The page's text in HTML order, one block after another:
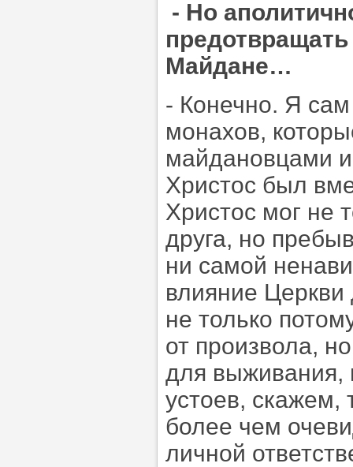
- Но
Майдане…
- Конечно. Я
монахов,
майдановцами
Христос был
Христос мог не
друга, но
ни самой
влияние Церкви
не только
от произвола,
для выживания,
устоев, скажем,
более чем
личной